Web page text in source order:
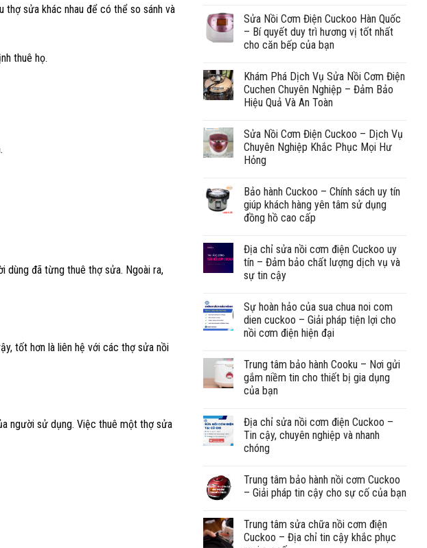
sửa khác nhau để có thể so sánh và
thuê họ.
dùng đã từng thuê thợ sửa. Ngoài ra,
tốt hơn là liên hệ với các thợ sửa nồi
người sử dụng. Việc thuê một thợ sửa
Sửa Nồi Cơm Điện Cuckoo Hàn Quốc
– Bí quyết duy trì hương vị tốt nhất
cho căn bếp của bạn
Khám Phá Dịch Vụ Sửa Nồi Cơm Điện
Cuchen Chuyên Nghiệp – Đảm Bảo
Hiệu Quả Và An Toàn
Sửa Nồi Cơm Điện Cuckoo – Dịch Vụ
Chuyên Nghiệp Khắc Phục Mọi Hư
Hỏng
Bảo hành Cuckoo – Chính sách uy tín
giúp khách hàng yên tâm sử dụng
đồng hồ cao cấp
Địa chỉ sửa nồi cơm điện Cuckoo uy
tín – Đảm bảo chất lượng dịch vụ và
sự tin cậy
Sự hoàn hảo của sua chua noi com
dien cuckoo – Giải pháp tiện lợi cho
nồi cơm điện hiện đại
Trung tâm bảo hành Cooku – Nơi gửi
gắm niềm tin cho thiết bị gia dụng
của bạn
Địa chỉ sửa nồi cơm điện Cuckoo –
Tin cậy, chuyên nghiệp và nhanh
chóng
Trung tâm bảo hành nồi cơm Cuckoo
– Giải pháp tin cậy cho sự cố của bạn
Trung tâm sửa chữa nồi cơm điện
Cuckoo – Địa chỉ tin cậy khắc phục